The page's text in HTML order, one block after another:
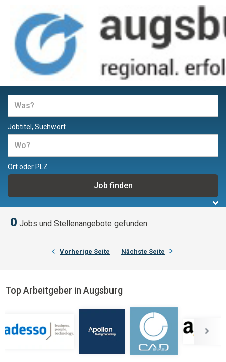
Jobs und Stellenangebote in
Augsburg
Jobtitel, Suchwort
Ort oder PLZ
0 Jobs und Stellenangebote gefunden
Vorherige Seite Nächste Seite
Top Arbeitgeber in Augsburg